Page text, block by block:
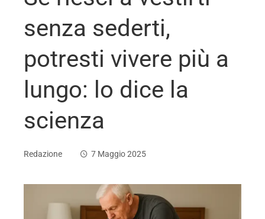
senza sederti,
potresti vivere più a
lungo: lo dice la
scienza
Redazione 7 Maggio 2025